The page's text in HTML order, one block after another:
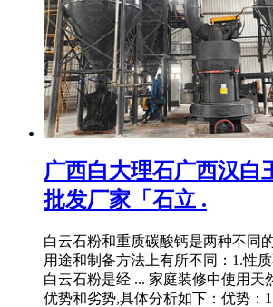
广西白大理石广西汉白
批发厂家「石立 .
白云石粉和重质碳酸钙是两种不同
用途和制备方法上有所不同：1.性
白云石粉是经 ... 家庭装修中使用天
优势和劣势,具体分析如下：优势：